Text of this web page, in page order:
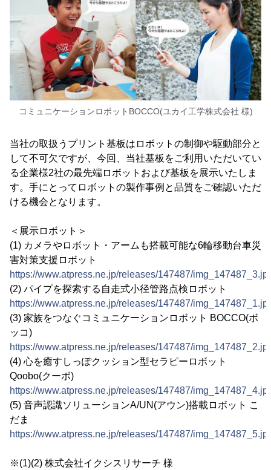
コミュニケーションロボットBOCCO(ユカイ工学株式会社 様)
当社の取扱うプリント基板はロボットの制御や駆動部分と
して不可欠ですが、今回、当社基板をご利用いただいてい
る企業様2社の最先端ロボットおよび基板を展示いたしま
す。手にとってロボットの製作事例と品質をご確認いただ
ける機会となります。
＜展示ロボット＞
(1) カメラやロボット・アームも搭載可能な6輪移動台車災
害対策支援ロボット
https://www.atpress.ne.jp/releases/147487/
(2) パイプを探索する自走式小径管路点検ロボット
https://www.atpress.ne.jp/releases/147487/
(3) 家族をつなぐコミュニケーションロボット BOCCO(ボ
ッコ)
https://www.atpress.ne.jp/releases/147487/
(4) 心を癒すしっぽクッション型セラピーロボット
Qoobo(クーボ)
https://www.atpress.ne.jp/releases/147487/
(5) 音声認識ソリューションA/UN(アウン)搭載ロボット こ
だま
https://www.atpress.ne.jp/releases/147487/
※(1)(2) 株式会社イクシスリサーチ 様